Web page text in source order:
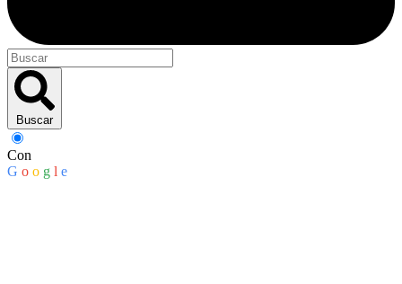
Buscar
Con
G o o g l e